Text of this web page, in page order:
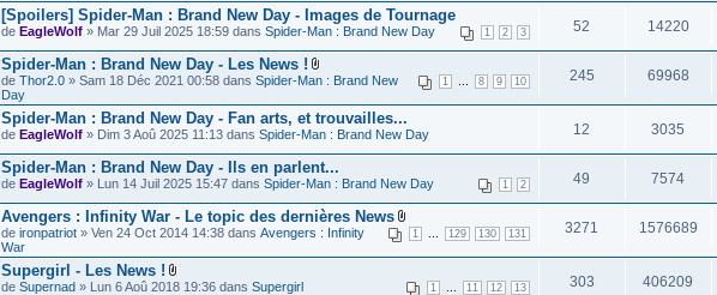
[Spoilers] Spider-Man : Brand New Day - Images de Tournage
1 2 3
de EagleWolf » Mar 29 Juil 2025 18:59 dans Spider-Man : Brand New Day 52 14220
Spider-Man : Brand New Day - Les News !
1 8 9 10
de Thor2.0 » Sam 18 Déc 2021 00:58 dans Spider-Man : Brand New
Day
245 69968
Spider-Man : Brand New Day - Fan arts, et trouvailles...
de EagleWolf » Dim 3 Aoû 2025 11:13 dans Spider-Man : Brand New Day 12 3035
Spider-Man : Brand New Day - Ils en parlent...
1 2
de EagleWolf » Lun 14 Juil 2025 15:47 dans Spider-Man : Brand New Day 49 7574
Avengers : Infinity War - Le topic des dernières News
1 129 130 131
de ironpatriot » Ven 24 Oct 2014 14:38 dans Avengers : Infinity
War
3271 1576689
Supergirl - Les News !
1 11 12 13
de Supernad » Lun 6 Aoû 2018 19:36 dans Supergirl 303 406209